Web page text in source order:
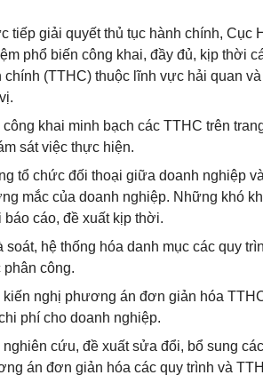
tiếp giải quyết thủ tục hành chính, Cục
phổ biến công khai, đầy đủ, kịp thời
chính (TTHC) thuộc lĩnh vực hải quan
khai minh bạch các TTHC trên
sát việc thực hiện.
tổ chức đối thoại giữa doanh nghiệp
mắc của doanh nghiệp. Những khó
báo cáo, đề xuấtkịp thời.
soát, hệ thống hóa danh mục các quy
công.
kiến nghị phương án đơn giản hóa
phí cho doanh nghiệp.
cứu, đề xuất sửa đổi, bổ sung
án đơn giản hóa các quy trình và